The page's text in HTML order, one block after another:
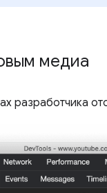
медиа
разработчика